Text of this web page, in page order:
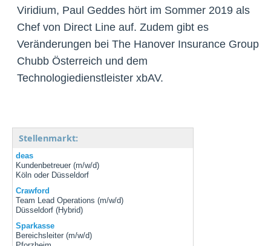
Viridium, Paul Geddes hört im Sommer 2019 als
Chef von Direct Line auf. Zudem gibt es
Veränderungen bei The Hanover Insurance Group,
Chubb Österreich und dem
Technologiedienstleister xbAV.
Stellenmarkt:
deas
Kundenbetreuer (m/w/d)
Köln oder Düsseldorf
Crawford
Team Lead Operations (m/w/d)
Düsseldorf (Hybrid)
Sparkasse
Bereichsleiter (m/w/d)